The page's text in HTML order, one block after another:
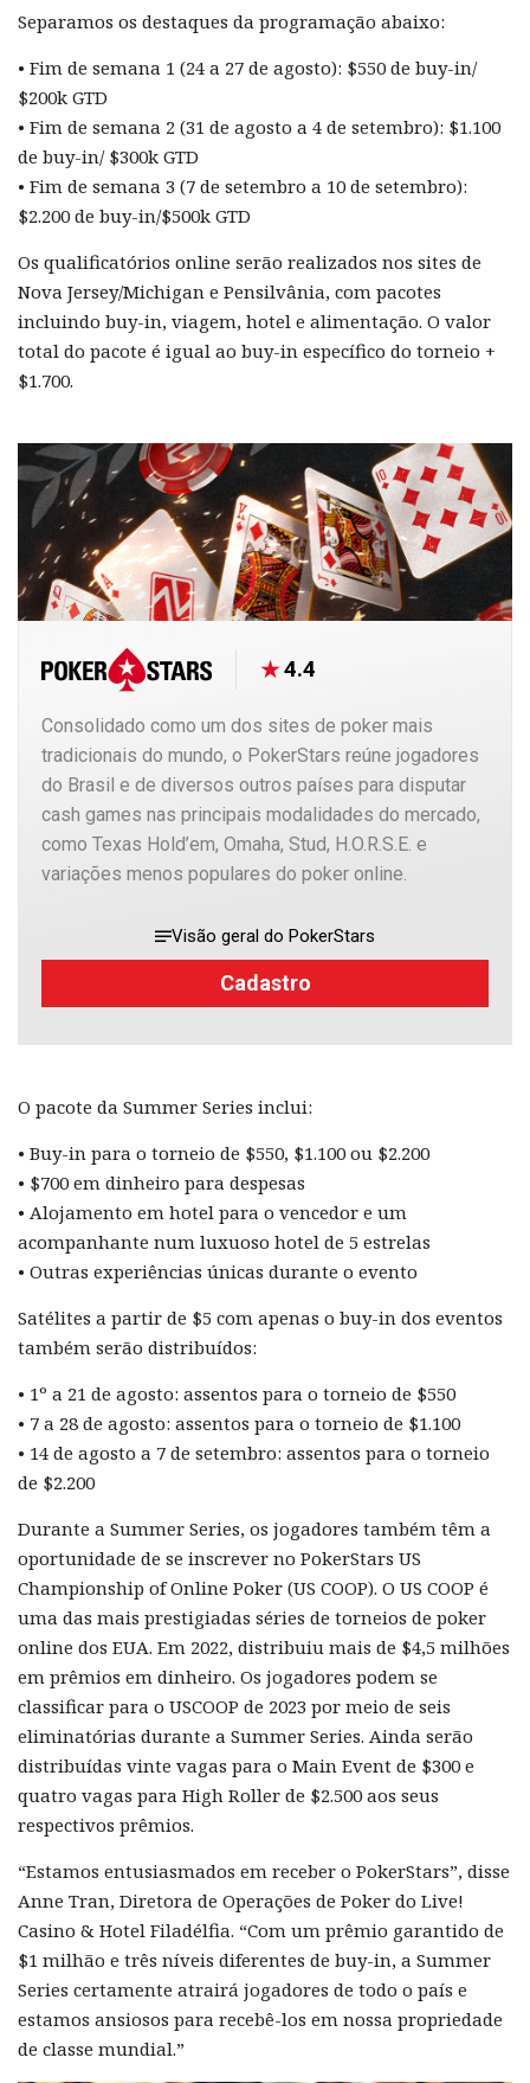
Separamos os destaques da programação abaixo:
• Fim de semana 1 (24 a 27 de agosto): $550 de buy-in/
$200k GTD
• Fim de semana 2 (31 de agosto a 4 de setembro): $1.100
de buy-in/ $300k GTD
• Fim de semana 3 (7 de setembro a 10 de setembro):
$2.200 de buy-in/$500k GTD
Os qualificatórios online serão realizados nos sites de
Nova Jersey/Michigan e Pensilvânia, com pacotes
incluindo buy-in, viagem, hotel e alimentação. O valor
total do pacote é igual ao buy-in específico do torneio +
$1.700.
4.4
Consolidado como um dos sites de poker mais
tradicionais do mundo, o PokerStars reúne jogadores
do Brasil e de diversos outros países para disputar
cash games nas principais modalidades do mercado,
como Texas Hold’em, Omaha, Stud, H.O.R.S.E. e
variações menos populares do poker online.
Visão geral do PokerStars
Cadastro
O pacote da Summer Series inclui:
• Buy-in para o torneio de $550, $1.100 ou $2.200
• $700 em dinheiro para despesas
• Alojamento em hotel para o vencedor e um
acompanhante num luxuoso hotel de 5 estrelas
• Outras experiências únicas durante o evento
Satélites a partir de $5 com apenas o buy-in dos eventos
também serão distribuídos:
• 1º a 21 de agosto: assentos para o torneio de $550
• 7 a 28 de agosto: assentos para o torneio de $1.100
• 14 de agosto a 7 de setembro: assentos para o torneio
de $2.200
Durante a Summer Series, os jogadores também têm a
oportunidade de se inscrever no PokerStars US
Championship of Online Poker (US COOP). O US COOP é
uma das mais prestigiadas séries de torneios de poker
online dos EUA. Em 2022, distribuiu mais de $4,5 milhões
em prêmios em dinheiro. Os jogadores podem se
classificar para o USCOOP de 2023 por meio de seis
eliminatórias durante a Summer Series. Ainda serão
distribuídas vinte vagas para o Main Event de $300 e
quatro vagas para High Roller de $2.500 aos seus
respectivos prêmios.
“Estamos entusiasmados em receber o PokerStars”, disse
Anne Tran, Diretora de Operações de Poker do Live!
Casino & Hotel Filadélfia. “Com um prêmio garantido de
$1 milhão e três níveis diferentes de buy-in, a Summer
Series certamente atrairá jogadores de todo o país e
estamos ansiosos para recebê-los em nossa propriedade
de classe mundial.”